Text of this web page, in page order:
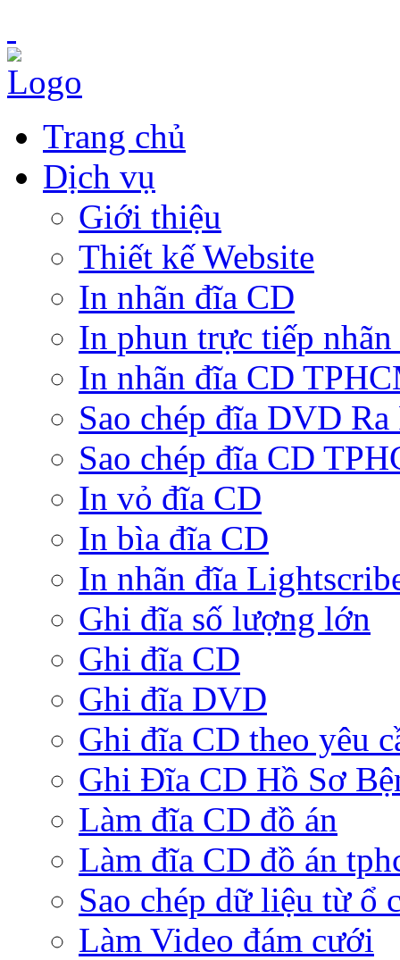
Trang chủ
Dịch vụ
Giới thiệu
Thiết kế Website
In nhãn đĩa CD
In phun trực tiếp
In nhãn đĩa CD
Sao chép đĩa DVD
Sao chép đĩa CD
In vỏ đĩa CD
In bìa đĩa CD
In nhãn đĩa
Ghi đĩa số lượng lớn
Ghi đĩa CD
Ghi đĩa DVD
Ghi đĩa CD theo yêu
Ghi Đĩa CD Hồ Sơ
Làm đĩa CD đồ án
Làm đĩa CD đồ án
Sao chép dữ liệu từ ổ
Làm Video đám cưới